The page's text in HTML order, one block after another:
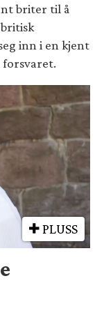
briter til å
inn i en kjent
PLUSS